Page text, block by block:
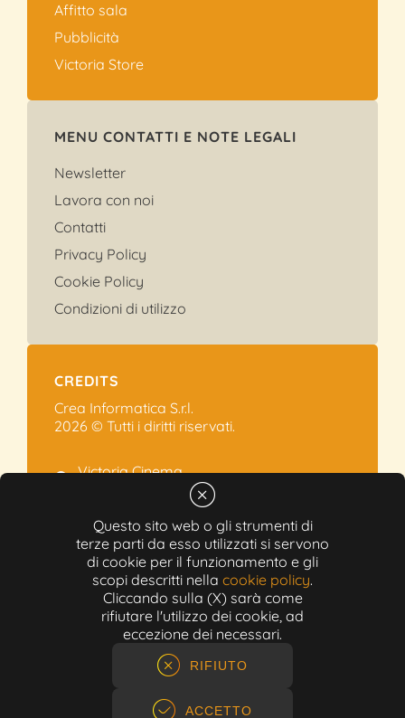
Questo sito web o gli strumenti di
terze parti da esso utilizzati si servono
di cookie per il funzionamento e gli
scopi descritti nella cookie policy.
Cliccando sulla (X) sarà come
rifiutare l'utilizzo dei cookie, ad
eccezione dei necessari.
RIFIUTO
ACCETTO
Affitto sala
Pubblicità
Victoria Store
MENU CONTATTI E NOTE LEGALI
Newsletter
Lavora con noi
Contatti
Privacy Policy
Cookie Policy
Condizioni di utilizzo
CREDITS
Crea Informatica S.r.l.
2026 © Tutti i diritti riservati.
Victoria Cinema
Via Ramelli, 101 - Modena
+39 059.454622
info@victoriacinema.it
Partita IVA: 02603471208
N-REA: 452611
Capitale sociale: 300.000,00€